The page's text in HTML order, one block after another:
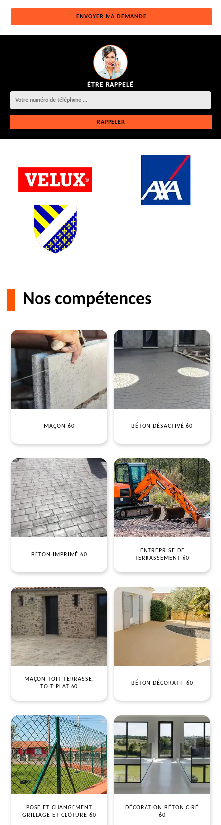
ÊTRE RAPPELÉ
Nos compétences
MAÇON 60 BÉTON DÉSACTIVÉ 60
BÉTON IMPRIMÉ 60
ENTREPRISE DE
TERRASSEMENT 60
MAÇON TOIT TERRASSE,
TOIT PLAT 60
BÉTON DÉCORATIF 60
POSE ET CHANGEMENT
GRILLAGE ET CLÔTURE 60
DÉCORATION BÉTON CIRÉ
60